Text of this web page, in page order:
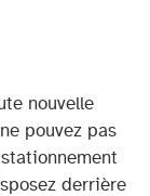
nouvelle
pouvez pas
derrière